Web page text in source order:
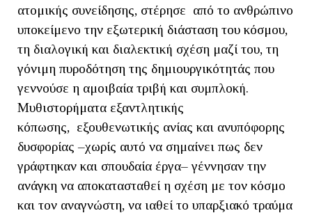
ατομικής συνείδησης, στέρησε από το ανθρώπινο
υποκείμενο την εξωτερική διάσταση του κόσμου,
τη διαλογική και διαλεκτική σχέση μαζί του, τη
γόνιμη πυροδότηση της δημιουργικότητάς που
γεννούσε η αμοιβαία τριβή και συμπλοκή.
Μυθιστορήματα εξαντλητικής
κόπωσης, εξουθενωτικής ανίας και ανυπόφορης
δυσφορίας –χωρίς αυτό να σημαίνει πως δεν
γράφτηκαν και σπουδαία έργα– γέννησαν την
ανάγκη να αποκατασταθεί η σχέση με τον κόσμο
και τον αναγνώστη, να ιαθεί το υπαρξιακό τραύμα